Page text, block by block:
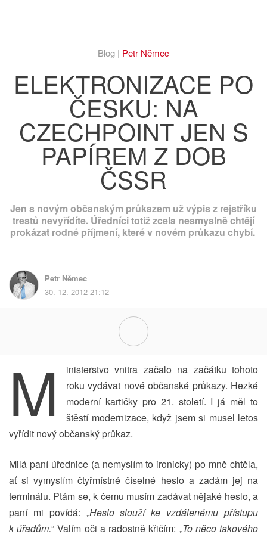
Blog | Petr Němec
ELEKTRONIZACE PO
ČESKU: NA
CZECHPOINT JEN S
PAPÍREM Z DOB
ČSSR
Jen s novým občanským průkazem už výpis z rejstříku
trestů nevyřídíte. Úředníci totiž zcela nesmyslně chtějí
prokázat rodné příjmení, které v novém průkazu chybí.
Petr Němec
30. 12. 2012 21:12
M
inisterstvo vnitra začalo na začátku tohoto
roku vydávat nové občanské průkazy. Hezké
moderní kartičky pro 21. století. I já měl to
štěstí modernizace, když jsem si musel letos
vyřídit nový občanský průkaz.
Milá paní úřednice (a nemyslím to ironicky) po mně chtěla,
ať si vymyslím čtyřmístné číselné heslo a zadám jej na
terminálu. Ptám se, k čemu musím zadávat nějaké heslo, a
paní mi povídá: „Heslo slouží ke vzdálenému přístupu
k úřadům.“ Valím oči a radostně křičím: „To něco takového